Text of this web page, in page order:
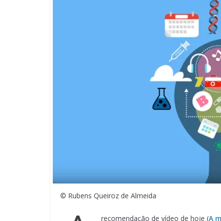
© Rubens Queiroz de Almeida
recomendação de vídeo de hoje (A